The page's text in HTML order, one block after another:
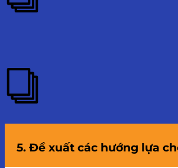
5. Đề xuất các hướng lựa